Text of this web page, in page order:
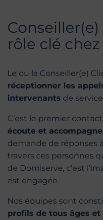
rôle clé
Le ou la Conseiller(e)
réceptionner les
intervenants de
C’est le premier
écoute et accompagne
demande de réponses
travers ces personnes
de Domiserve, c’est
est engagée.
Nos équipes sont
profils de tous âges